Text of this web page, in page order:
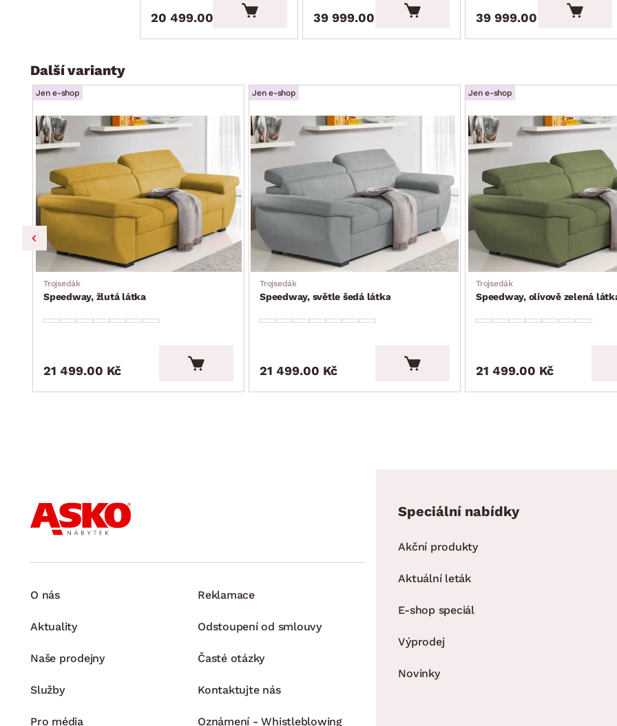
20 499.00 Kč 39 999.00 Kč 39 999.00 Kč
Další varianty
Jen e-shop
Trojsedák
Speedway, žlutá látka
21 499.00 Kč
Jen e-shop
Trojsedák
Speedway, světle šedá látka
21 499.00 Kč
Jen e-shop
Trojsedák
Speedway, olivově zelená
21 499.00 Kč
O nás
Aktuality
Naše prodejny
Služby
Pro média
Reklamace
Odstoupení od smlouvy
Časté otázky
Kontaktujte nás
Oznámení - Whistleblowing
Speciální nabídky
Akční produkty
Aktuální leták
E-shop speciál
Výprodej
Novinky